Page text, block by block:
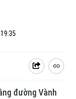
đường Vành